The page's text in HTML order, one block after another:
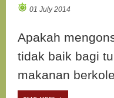
01 July 2014
Apakah
tidak baik bagi
makanan